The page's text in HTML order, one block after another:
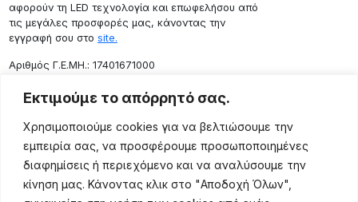
Εκτιμούμε το απόρρητό σας.
Χρησιμοποιούμε cookies για να βελτιώσουμε την
εμπειρία σας, να προσφέρουμε προσωποποιημένες
διαφημίσεις ή περιεχόμενο και να αναλύσουμε την
κίνηση μας. Κάνοντας κλικ στο "Αποδοχή Όλων",
αφορούν τη LED τεχνολογία και επωφελήσου από
τις μεγάλες προσφορές μας, κάνοντας την
εγγραφή σου στο site.
Aριθμός Γ.Ε.ΜΗ.: 17401671000
Επικοινωνία
Ρόδου 133, Αθήνα 10443
(+30) 211 725 5427
sales@lightingexpert.gr